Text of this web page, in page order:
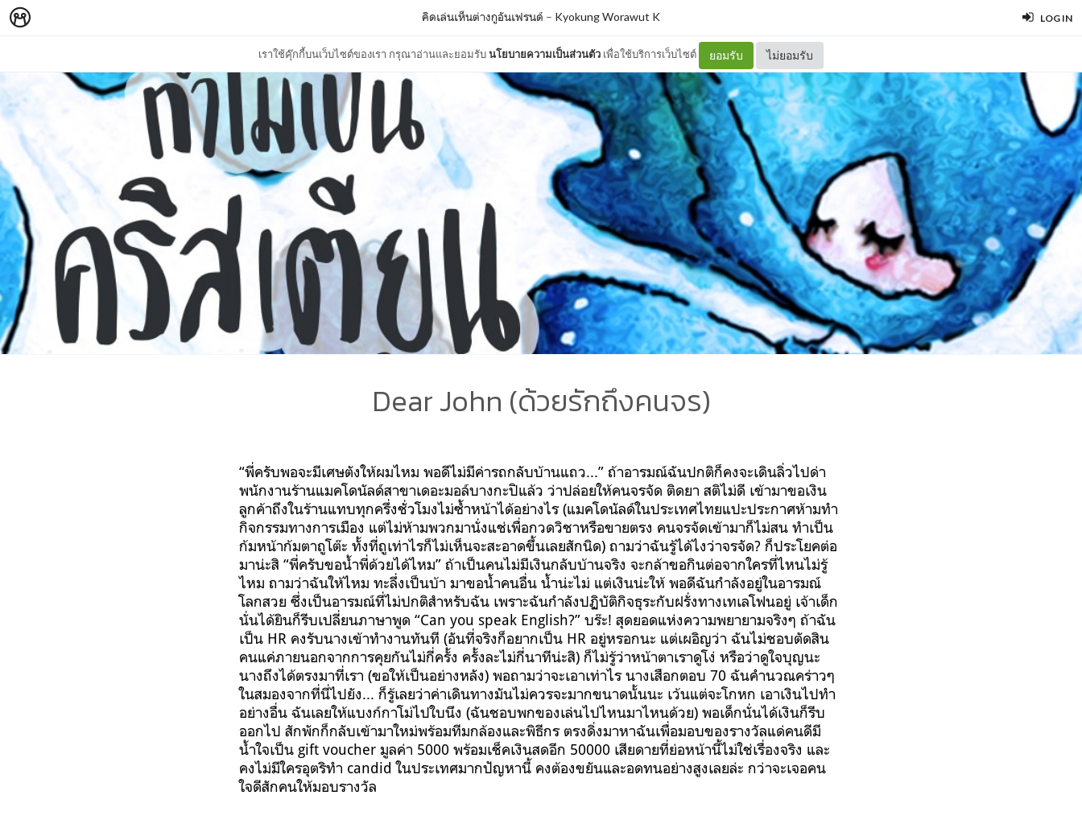
LOG IN
เราใช้คุ๊กกี้บนเว็บไซต์ของเรา กรุณาอ่านและยอมรับนโยบายความเป็นส่วนตัว เพื่อใช้บริการเว็บไซต์ ยอมรับ ไม่ยอมรับ
คิดเล่นเห็นต่างกูอันเฟรนด์ – Kyokung Worawut K
Dear John (ด้วยรักถึงคนจร)
“พี่ครับพอจะมีเศษตังให้ผมไหม พอดีไม่มีค่ารถกลับบ้านแถว...” ถ้าอารมณ์ฉันปกติก็คงจะเดินลิ่วไปด่า
พนักงานร้านแมคโดนัลด์สาขาเดอะมอล์บางกะปิแล้ว ว่าปล่อยให้คนจรจัด ติดยา สติไม่ดี เข้ามาขอเงิน
ลูกค้าถึงในร้านแทบทุกครึ่งชั่วโมงไม่ซ้ำหน้าได้อย่างไร (แมคโดนัลด์ในประเทศไทยแปะประกาศห้ามทำ
กิจกรรมทางการเมือง แต่ไม่ห้ามพวกมานั่งแช่เพื่อกวดวิชาหรือขายตรง คนจรจัดเข้ามาก็ไม่สน ทำเป็น
ก้มหน้าก้มตาถูโต๊ะ ทั้งที่ถูเท่าไรก็ไม่เห็นจะสะอาดขึ้นเลยสักนิด) ถามว่าฉันรู้ได้ไงว่าจรจัด? ก็ประโยคต่อ
มาน่ะสิ “พี่ครับขอน้ำพี่ด้วยได้ไหม” ถ้าเป็นคนไม่มีเงินกลับบ้านจริง จะกล้าขอกินต่อจากใครที่ไหนไม่รู้
ไหม ถามว่าฉันให้ไหม ทะลึ่งเป็นบ้า มาขอน้ำคนอื่น น้ำน่ะไม่ แต่เงินน่ะให้ พอดีฉันกำลังอยู่ในอารมณ์
โลกสวย ซึ่งเป็นอารมณ์ที่ไม่ปกติสำหรับฉัน เพราะฉันกำลังปฏิบัติกิจธุระกับฝรั่งทางเทเลโฟนอยู่ เจ้าเด็ก
นั่นได้ยินก็รีบเปลี่ยนภาษาพูด “Can you speak English?” บร๊ะ! สุดยอดแห่งความพยายามจริงๆ ถ้าฉัน
เป็น HR คงรับนางเข้าทำงานทันที (อันที่จริงก็อยากเป็น HR อยู่หรอกนะ แต่เผอิญว่า ฉันไม่ชอบตัดสิน
คนแค่ภายนอกจากการคุยกันไม่กี่ครั้ง ครั้งละไม่กี่นาทีน่ะสิ) ก็ไม่รู้ว่าหน้าตาเราดูโง่ หรือว่าดูใจบุญนะ
นางถึงได้ตรงมาที่เรา (ขอให้เป็นอย่างหลัง) พอถามว่าจะเอาเท่าไร นางเสือกตอบ 70 ฉันคำนวณคร่าวๆ
ในสมองจากที่นี่ไปยัง... ก็รู้เลยว่าค่าเดินทางมันไม่ควรจะมากขนาดนั้นนะ เว้นแต่จะโกหก เอาเงินไปทำ
อย่างอื่น ฉันเลยให้แบงก์กาโม่ไปใบนึง (ฉันชอบพกของเล่นไปไหนมาไหนด้วย) พอเด็กนั่นได้เงินก็รีบ
ออกไป สักพักก็กลับเข้ามาใหม่พร้อมทีมกล้องและพิธีกร ตรงดิ่งมาหาฉันเพื่อมอบของรางวัลแด่คนดีมี
น้ำใจเป็น gift voucher มูลค่า 5000 พร้อมเช็คเงินสดอีก 50000 เสียดายที่ย่อหน้านี้ไม่ใช่เรื่องจริง และ
คงไม่มีใครอุตริทำ candid ในประเทศมากปัญหานี้ คงต้องขยันและอดทนอย่างสูงเลยล่ะ กว่าจะเจอคน
ใจดีสักคนให้มอบรางวัล